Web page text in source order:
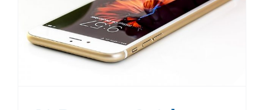
Fitxategiak partekatu
iPhone eta Android artean